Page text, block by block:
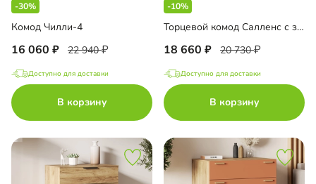
-30%
Комод Чилли-4
16 060 22 940
Доступно для доставки
В корзину
-10%
Торцевой комод Салленс с зеркалом
18 660 20 730
Доступно для доставки
В корзину